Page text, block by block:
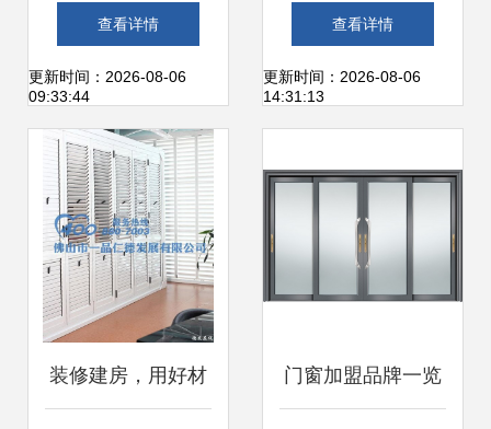
火热招租 抢占华东
建材装市场先机
查看详情
更新时间：2026-08-06
09:33:44
砂浆地坪 耐高温性
能与建筑建材的创
查看详情
更新时间：2026-08-06
14:31:13
装修建房，用好材 门窗加盟品牌一览